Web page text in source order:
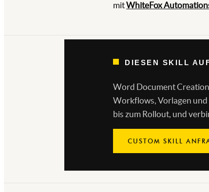
mitWhiteFox
DIESEN SKILL
Word Document
Workflows, Vorlagen und
bis zum Rollout, und
CUSTOM SKILL